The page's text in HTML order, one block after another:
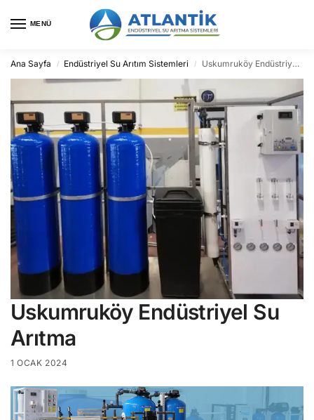
MENÜ
Ana Sayfa / Endüstriyel Su Arıtım Sistemleri / Uskumruköy Endüstriyel Su Arıtma
Uskumruköy Endüstriyel Su
Arıtma
1 OCAK 2024